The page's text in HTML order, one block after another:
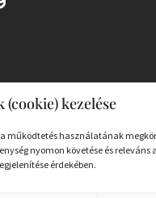
(cookie) kezelése
működtetés használatának
nyomon követése és releváns
érdekében.